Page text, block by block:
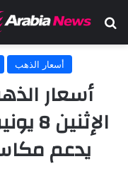
بحث عن
أسعار الذهب
أسعار
يدعم